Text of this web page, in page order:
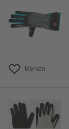
Merken